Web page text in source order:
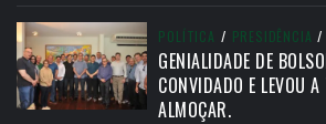
POLÍTICA / PRESIDÊNCIA /
GENIALIDADE DE
CONVIDADO E LEVOU
ALMOÇAR.